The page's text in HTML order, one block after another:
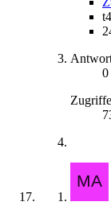
0
Zugriffe